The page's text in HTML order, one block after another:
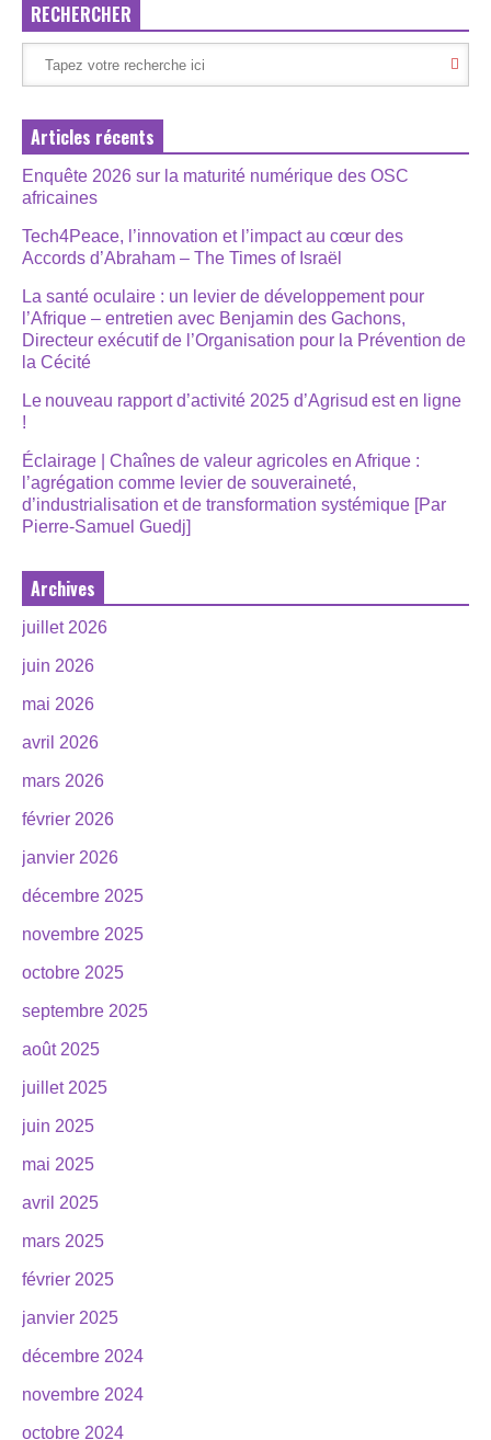
RECHERCHER
Articles récents
Enquête 2026 sur la maturité numérique des OSC
africaines
Tech4Peace, l’innovation et l’impact au cœur des
Accords d’Abraham – The Times of Israël
La santé oculaire : un levier de développement pour
l’Afrique – entretien avec Benjamin des Gachons,
Directeur exécutif de l’Organisation pour la Prévention de
la Cécité
Le nouveau rapport d’activité 2025 d’Agrisud est en ligne
!
Éclairage | Chaînes de valeur agricoles en Afrique :
l’agrégation comme levier de souveraineté,
d’industrialisation et de transformation systémique [Par
Pierre-Samuel Guedj]
Archives
juillet 2026
juin 2026
mai 2026
avril 2026
mars 2026
février 2026
janvier 2026
décembre 2025
novembre 2025
octobre 2025
septembre 2025
août 2025
juillet 2025
juin 2025
mai 2025
avril 2025
mars 2025
février 2025
janvier 2025
décembre 2024
novembre 2024
octobre 2024